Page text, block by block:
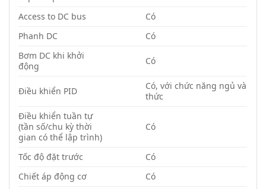
Access to DC bus
Có
Phanh DC
Có
Bơm DC khi khởi
động
Có
Điều khiển PID
Có, với chức năng ngủ và
thức
Điều khiển tuần tự
(tần số/chu kỳ thời
gian có thể lập trình)
Có
Tốc độ đặt trước
Có
Chiết áp động cơ
Có